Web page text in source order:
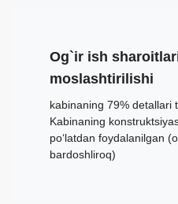
Og`ir ish
moslashtirilishi
kabinaning 79% detallari
Kabinaning
po‘latdan foydalanilgan
bardoshliroq)